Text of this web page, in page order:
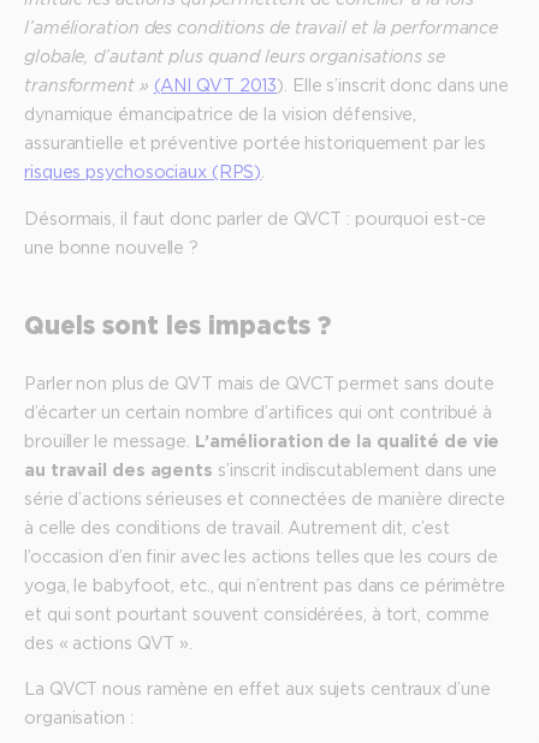
l’amélioration des conditions de travail et la performance
globale, d’autant plus quand leurs organisations se
transforment » (ANI QVT 2013). Elle s’inscrit donc dans une
dynamique émancipatrice de la vision défensive,
assurantielle et préventive portée historiquement par les
risques psychosociaux (RPS)
Désormais, il faut donc parler de QVCT : pourquoi est-ce
une bonne nouvelle ?
Quels sont les impacts ?
Parler non plus de QVT mais de QVCT permet sans doute
d’écarter un certain nombre d’artifices qui ont contribué à
brouiller le message. L’amélioration de la qualité de vie
au travail des agents s’inscrit indiscutablement dans une
série d’actions sérieuses et connectées de manière directe
à celle des conditions de travail. Autrement dit, c’est
l’occasion d’en finir avec les actions telles que les cours de
yoga, le babyfoot, etc., qui n’entrent pas dans ce périmètre
et qui sont pourtant souvent considérées, à tort, comme
des « actions QVT ».
La QVCT nous ramène en effet aux sujets centraux d’une
organisation :